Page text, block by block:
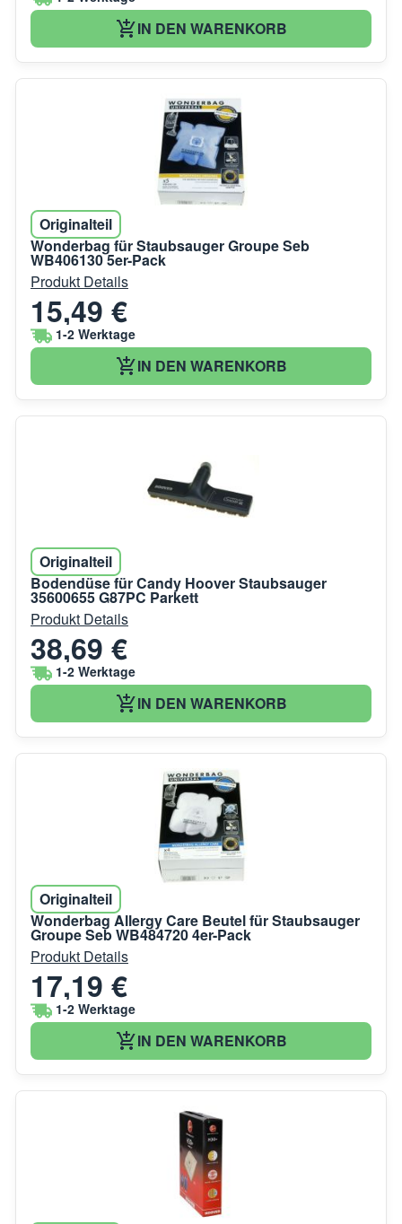
IN DEN WARENKORB
Originalteil
Wonderbag für Staubsauger Groupe Seb
WB406130 5er-Pack
Produkt Details
15,49 €
1-2 Werktage
IN DEN WARENKORB
Originalteil
Bodendüse für Candy Hoover Staubsauger
35600655 G87PC Parkett
Produkt Details
38,69 €
1-2 Werktage
IN DEN WARENKORB
Originalteil
Wonderbag Allergy Care Beutel für Staubsauger
Groupe Seb WB484720 4er-Pack
Produkt Details
17,19 €
1-2 Werktage
IN DEN WARENKORB